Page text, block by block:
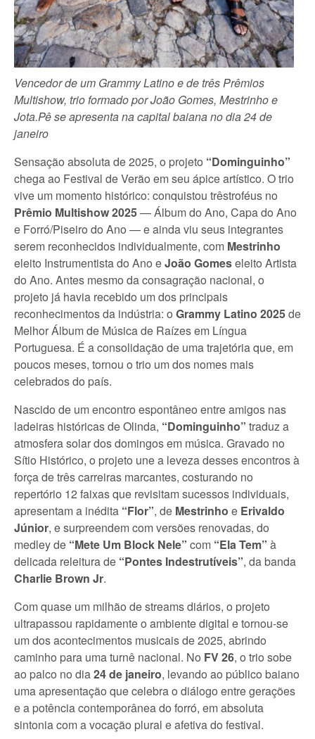
Vencedor de um Grammy Latino e de três Prêmios
Multishow, trio formado por João Gomes, Mestrinho e
Jota.Pê se apresenta na capital baiana no dia 24 de
janeiro
Sensação absoluta de 2025, o projeto “Dominguinho”
chega ao Festival de Verão em seu ápice artístico. O trio
vive um momento histórico: conquistou trêstroféus no
Prêmio Multishow 2025— Álbum do Ano, Capa do Ano
e Forró/Piseiro do Ano — e ainda viu seus integrantes
serem reconhecidos individualmente, com Mestrinho
eleito Instrumentista do Ano eJoão Gomeseleito Artista
do Ano. Antes mesmo da consagração nacional, o
projeto já havia recebido um dos principais
reconhecimentos da indústria: o Grammy Latino 2025de
Melhor Álbum de Música de Raízes em Língua
Portuguesa. É a consolidação de uma trajetória que, em
poucos meses, tornou o trio um dos nomes mais
celebrados do país.
Nascido de um encontro espontâneo entre amigos nas
ladeiras históricas de Olinda, “Dominguinho” traduz a
atmosfera solar dos domingos em música. Gravado no
Sítio Histórico, o projeto une a leveza desses encontros à
força de três carreiras marcantes, costurando no
repertório 12 faixas que revisitam sucessos individuais,
apresentam a inédita “Flor”, de Mestrinho e Erivaldo
Júnior, e surpreendem com versões renovadas, do
medley de “Mete Um Block Nele” com “Ela Tem” à
delicada releitura de “Pontes Indestrutíveis”, da banda
Charlie Brown Jr.
Com quase um milhão de streams diários, o projeto
ultrapassou rapidamente o ambiente digital e tornou-se
um dos acontecimentos musicais de 2025, abrindo
caminho para uma turnê nacional. No FV 26, o trio sobe
ao palco no dia24 de janeiro, levando ao público baiano
uma apresentação que celebra o diálogo entre gerações
e a potência contemporânea do forró, em absoluta
sintonia com a vocação plural e afetiva do festival.